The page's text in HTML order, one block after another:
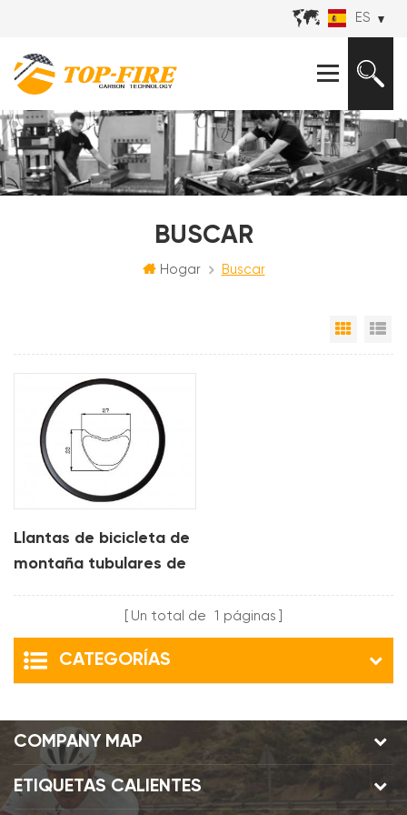
ES
BUSCAR
Hogar Buscar
Vista
Llantas de bicicleta de
montaña tubulares de
Un total de 1 páginas
CATEGORÍAS
COMPANY MAP
ETIQUETAS CALIENTES